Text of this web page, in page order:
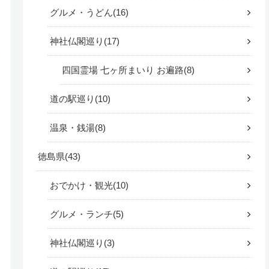
グルメ・うどん 16
神社仏閣巡り 17
四国霊場 七ヶ所まいり お遍路 8
道の駅巡り 10
温泉・銭湯 8
徳島県 43
おでかけ・観光 10
グルメ・ランチ 5
神社仏閣巡り 3